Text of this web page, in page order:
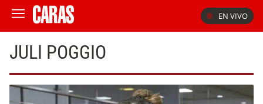
EN VIVO
JULI POGGIO